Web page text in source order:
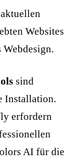
Websites
sind
Installation.
erfordern
AI für die